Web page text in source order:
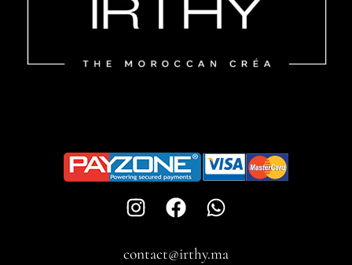
contact@irthy.ma​